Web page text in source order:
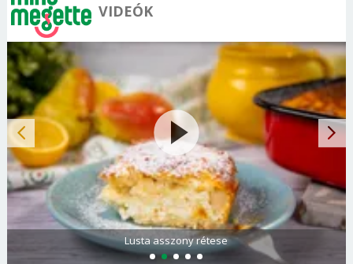
VIDEÓK
Lusta asszony rétese